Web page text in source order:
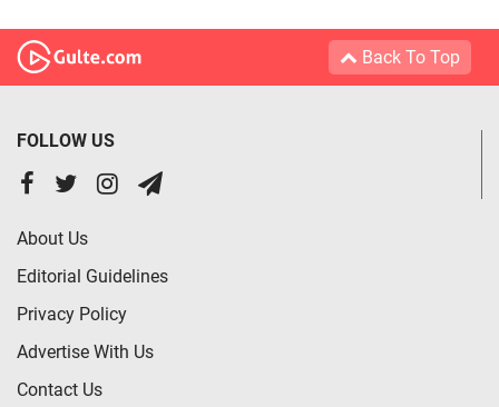
Back To Top
FOLLOW US
About Us
Editorial Guidelines
Privacy Policy
Advertise With Us
Contact Us